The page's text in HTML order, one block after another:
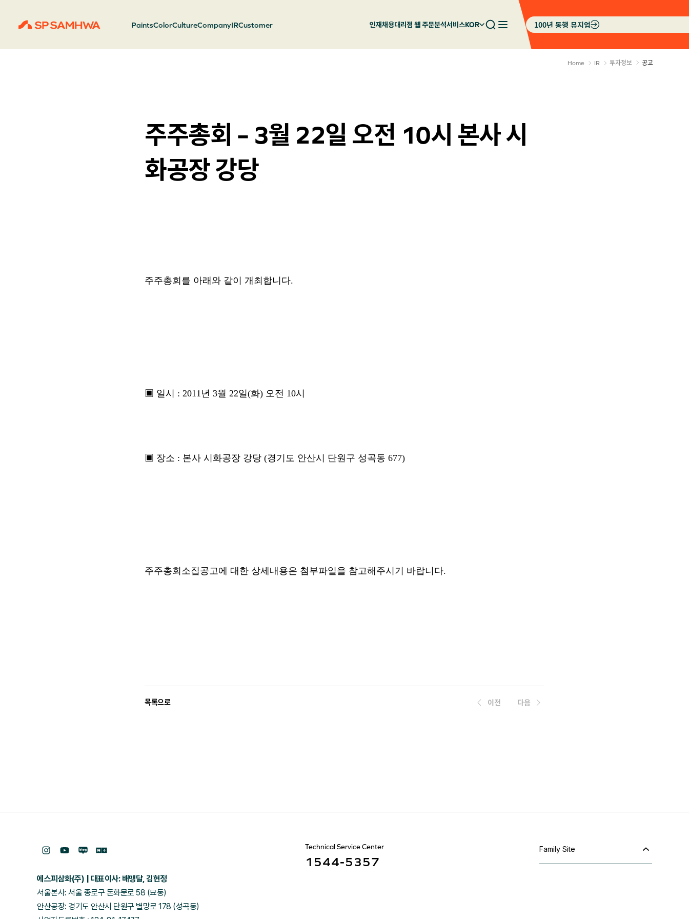
PaintsColorCultureCompanyIRCustomer 인재채용대리점 웹 주문분석서비스KOR 100년 동행 뮤지엄
Home IR 투자정보 공고
주주총회 – 3월 22일 오전 10시 본사 시
화공장 강당
주주총회를 아래와 같이 개최합니다.
▣ 일시 : 2011년 3월 22일(화) 오전 10시
▣ 장소 : 본사 시화공장 강당 (경기도 안산시 단원구 성곡동 677)
주주총회소집공고에 대한 상세내용은 첨부파일을 참고해주시기 바랍니다.
목록으로 이전 다음
에스피삼화(주)
대표이사: 배맹달, 김현정
서울본사: 서울 종로구 돈화문로 58 (묘동)
안산공장: 경기도 안산시 단원구 별망로 178 (성곡동)
Technical Service Center
1544-5357
Family Site